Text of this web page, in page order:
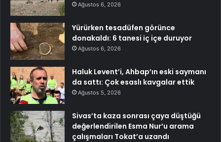
Ağustos 6, 2026
Yürürken tesadüfen görünce
donakaldı: 6 tanesi iç içe duruyor
Ağustos 6, 2026
Haluk Levent’i, Ahbap’ın eski saymanı
da sattı: Çok esaslı kavgalar ettik
Ağustos 5, 2026
Sivas’ta kaza sonrası çaya düştüğü
değerlendirilen Esma Nur’u arama
çalışmaları Tokat’a uzandı